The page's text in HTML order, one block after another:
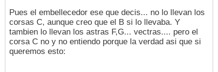
Pues el embellecedor ese que decis... no lo llevan los
corsas C, aunque creo que el B si lo llevaba. Y
tambien lo llevan los astras F,G... vectras.... pero el
corsa C no y no entiendo porque la verdad asi que si
queremos esto: